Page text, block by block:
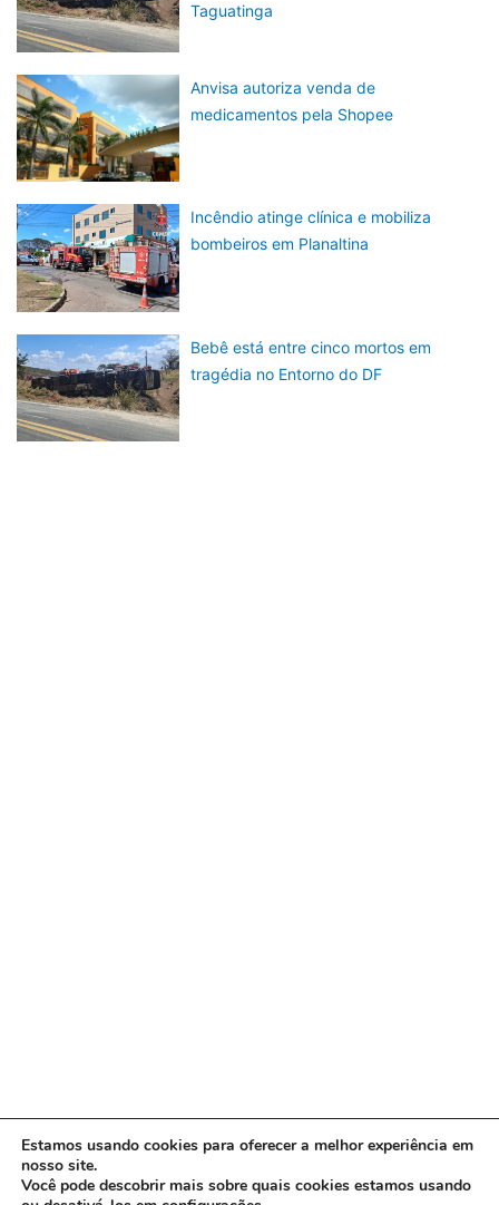
Taguatinga
Anvisa autoriza venda de
medicamentos pela Shopee
Incêndio atinge clínica e mobiliza
bombeiros em Planaltina
Bebê está entre cinco mortos em
tragédia no Entorno do DF
Estamos usando cookies para oferecer a melhor experiência em
nosso site.
Você pode descobrir mais sobre quais cookies estamos usando